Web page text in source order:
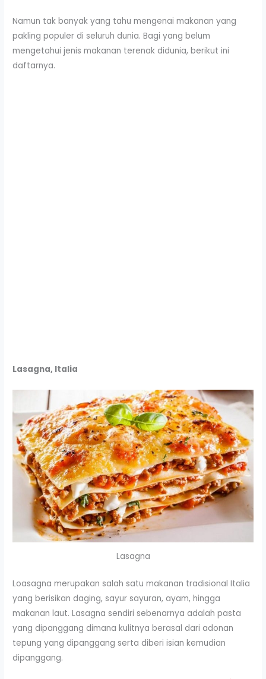
Namun tak banyak yang tahu mengenai makanan yang
pakling populer di seluruh dunia. Bagi yang belum
mengetahui jenis makanan terenak didunia, berikut ini
daftarnya.
Lasagna, Italia
Lasagna
Loasagna merupakan salah satu makanan tradisional Italia
yang berisikan daging, sayur sayuran, ayam, hingga
makanan laut. Lasagna sendiri sebenarnya adalah pasta
yang dipanggang dimana kulitnya berasal dari adonan
tepung yang dipanggang serta diberi isian kemudian
dipanggang.